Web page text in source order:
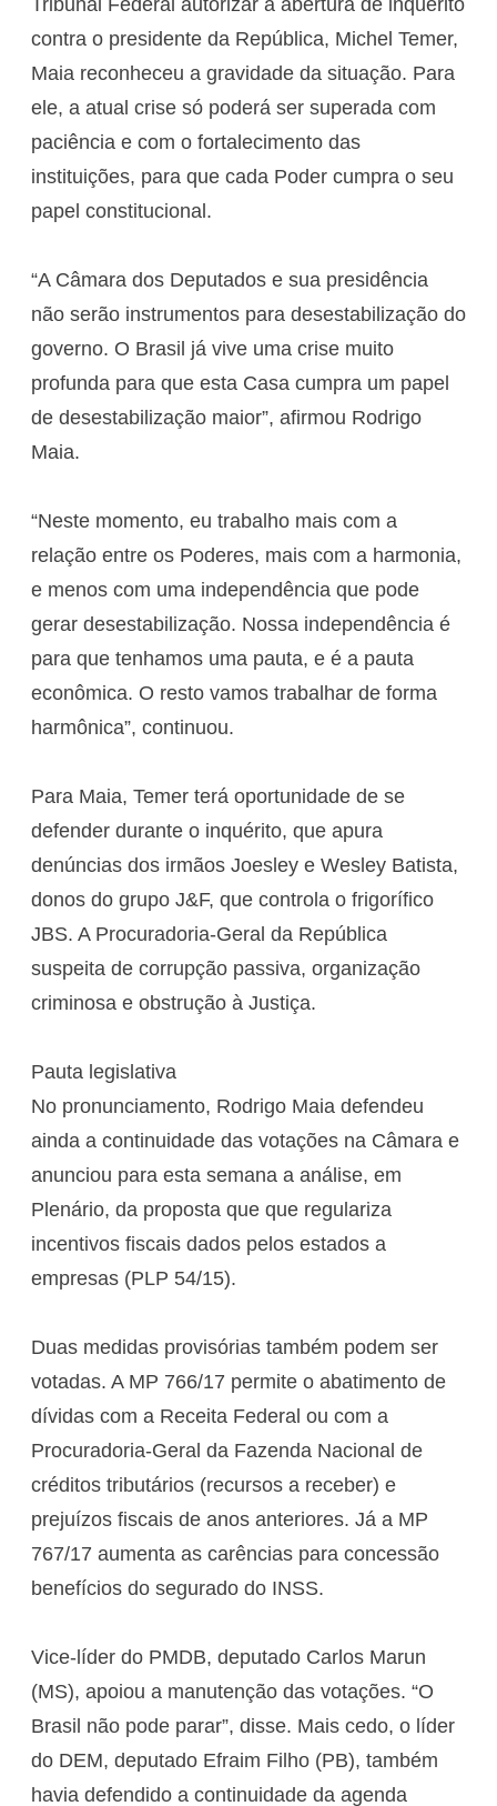
contra o presidente da República, Michel Temer,
Maia reconheceu a gravidade da situação. Para
ele, a atual crise só poderá ser superada com
paciência e com o fortalecimento das
instituições, para que cada Poder cumpra o seu
papel constitucional.
“A Câmara dos Deputados e sua presidência
não serão instrumentos para desestabilização do
governo. O Brasil já vive uma crise muito
profunda para que esta Casa cumpra um papel
de desestabilização maior”, afirmou Rodrigo
Maia.
“Neste momento, eu trabalho mais com a
relação entre os Poderes, mais com a harmonia,
e menos com uma independência que pode
gerar desestabilização. Nossa independência é
para que tenhamos uma pauta, e é a pauta
econômica. O resto vamos trabalhar de forma
harmônica”, continuou.
Para Maia, Temer terá oportunidade de se
defender durante o inquérito, que apura
denúncias dos irmãos Joesley e Wesley Batista,
donos do grupo J&F, que controla o frigorífico
JBS. A Procuradoria-Geral da República
suspeita de corrupção passiva, organização
criminosa e obstrução à Justiça.
Pauta legislativa
No pronunciamento, Rodrigo Maia defendeu
ainda a continuidade das votações na Câmara e
anunciou para esta semana a análise, em
Plenário, da proposta que que regulariza
incentivos fiscais dados pelos estados a
empresas (PLP 54/15).
Duas medidas provisórias também podem ser
votadas. A MP 766/17 permite o abatimento de
dívidas com a Receita Federal ou com a
Procuradoria-Geral da Fazenda Nacional de
créditos tributários (recursos a receber) e
prejuízos fiscais de anos anteriores. Já a MP
767/17 aumenta as carências para concessão
benefícios do segurado do INSS.
Vice-líder do PMDB, deputado Carlos Marun
(MS), apoiou a manutenção das votações. “O
Brasil não pode parar”, disse. Mais cedo, o líder
do DEM, deputado Efraim Filho (PB), também
havia defendido a continuidade da agenda